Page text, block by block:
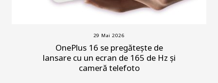
29 Mai 2026
OnePlus 16 se pregătește de
lansare cu un ecran de 165 de Hz și
cameră telefoto